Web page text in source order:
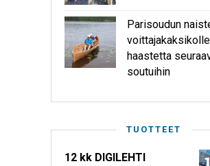
Parisoudun
haastetta
soutuihin
TUOTTEET
12 kk DIGILEHTI